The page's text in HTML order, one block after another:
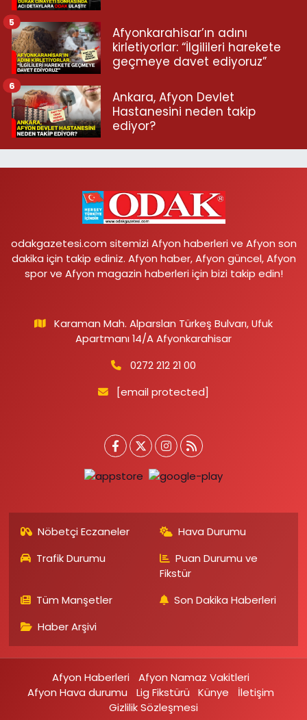
Afyonkarahisar’ın adını
kirletiyorlar: “İlgilileri harekete
geçmeye davet ediyoruz”
5
Ankara, Afyon Devlet
Hastanesini neden takip
ediyor?
6
odakgazetesi.com sitemizi Afyon haberleri ve Afyon son
dakika için takip ediniz. Afyon haber, Afyon güncel, Afyon
spor ve Afyon magazin haberleri için bizi takip edin!
Karaman Mah. Alparslan Türkeş Bulvarı, Ufuk
Apartmanı 14/A Afyonkarahisar
0272 212 21 00
[email protected]
Nöbetçi Eczaneler
Hava Durumu
Trafik Durumu
Puan Durumu ve
Fikstür
Tüm Manşetler
Son Dakika Haberleri
Haber Arşivi
Afyon Haberleri
Afyon Namaz Vakitleri
Afyon Hava durumu
Lig Fikstürü Künye
İletişim
Gizlilik Sözleşmesi